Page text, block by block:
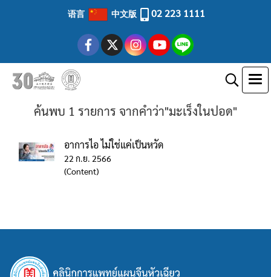
语言 中文版 02 223 1111
ค้นพบ 1 รายการ จากคำว่า"มะเร็งในปอด"
อาการไอ ไม่ใช่แค่เป็นหวัด
22 ก.ย. 2566
(Content)